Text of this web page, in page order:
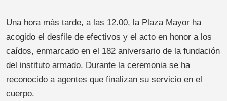
Una hora más tarde, a las 12.00, la Plaza Mayor ha
acogido el desfile de efectivos y el acto en honor a los
caídos, enmarcado en el 182 aniversario de la fundación
del instituto armado. Durante la ceremonia se ha
reconocido a agentes que finalizan su servicio en el
cuerpo.